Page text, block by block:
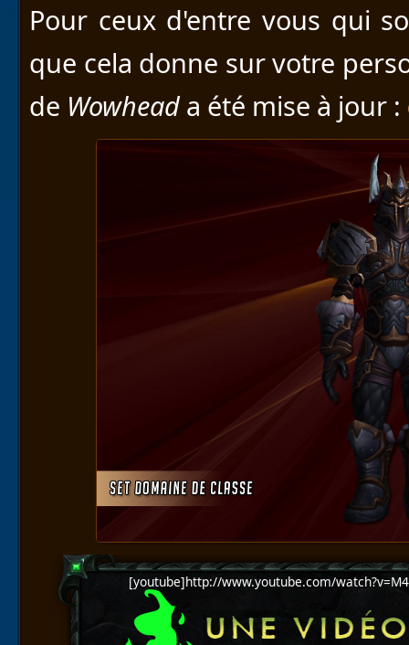
Pour ceux d'entre vous qui
que cela donne sur votre
de Wowhead a été mise à jour :
[youtube]http://www.youtube.com/